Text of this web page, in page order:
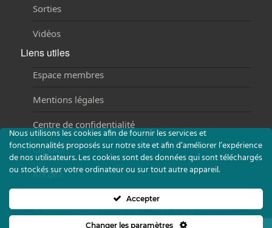
Sorties
Vidéos
Liens utiles
Espace membres
Mentions légales
Centre de confidentialité
Contact
Accueil
©2023 Association ASPALA - Tous droits réservés -
Réalisation :
Agence Nova Fontainebleau
Nous utilisons les cookies afin de fournir les services et
fonctionnalités proposés sur notre site et afin d’améliorer l’expérience
de nos utilisateurs. Les cookies sont des données qui sont téléchargés
ou stockés sur votre ordinateur ou sur tout autre appareil.
Accepter
Changer les paramètres